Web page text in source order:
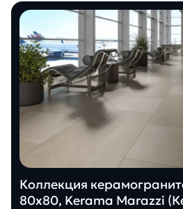
Коллекция
80х80, Kerama Marazzi